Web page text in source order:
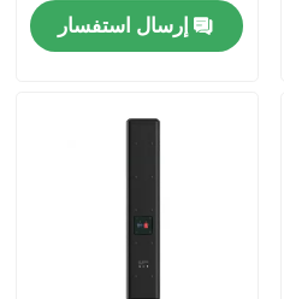
إرسال استفسار